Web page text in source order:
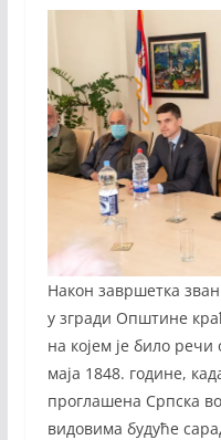
Након завршетка
у згради Општине
на којем је било
маја 1848. године,
проглашена Српска
видовима будуће